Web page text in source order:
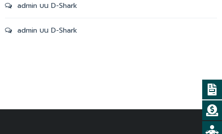
admin บน D-Shark
admin บน D-Shark